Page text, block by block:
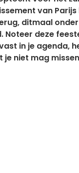
van
ditmaal
Noteer deze
in je agenda,
je niet mag